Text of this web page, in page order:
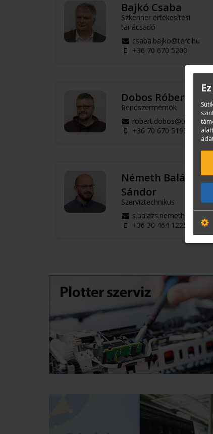
Bajkó Csaba
Szkenner értékesítési
tanácsadó
csaba.bajko@terc.hu
+36 70 670 5200
Dobos Róbert
Rendszermérnök
robert.dobos@terc.hu
+36 70 670 5197
Németh Balázs
Sándor
Szerviztechnikus
s.balazs.nemeth@terc.hu
+36 30 464 1225